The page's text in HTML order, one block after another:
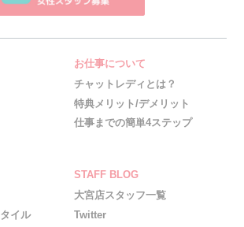
お仕事について
チャットレディとは？
特典メリット/デメリット
仕事までの簡単4ステップ
イル
STAFF BLOG
大宮店スタッフ一覧
Twitter